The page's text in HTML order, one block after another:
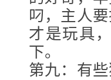
叼，主人
才是玩具
下。
第九：有